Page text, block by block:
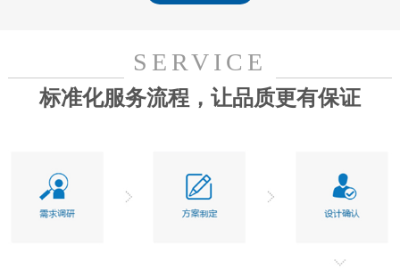
SERVICE
标准化服务流程，让品质更有保证